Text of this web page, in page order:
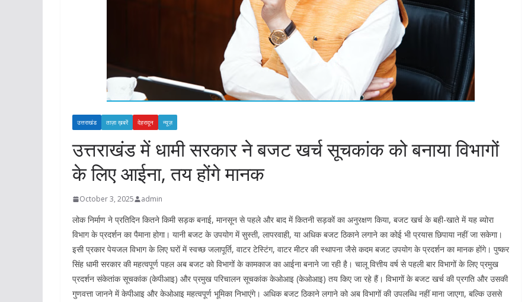
उत्तराखंड ताज़ा ख़बरें देहरादून न्यूज़
उत्तराखंड में धामी सरकार ने बजट खर्च सूचकांक को बनाया विभागों
के लिए आईना, तय होंगे मानक
October 3, 2025 admin
लोक निर्माण ने प्रतिदिन कितने किमी सड़क बनाई, मानसून से पहले और बाद में कितनी सड़कों का अनुरक्षण किया, बजट खर्च के बही-खाते में यह ब्योरा
विभाग के प्रदर्शन का पैमाना होगा। यानी बजट के उपयोग में सुस्ती, लापरवाही, या अधिक बजट ठिकाने लगाने का कोई भी प्रयास छिपाया नहीं जा सकेगा।
इसी प्रकार पेयजल विभाग के लिए घरों में स्वच्छ जलापूर्ति, वाटर टेस्टिंग, वाटर मीटर की स्थापना जैसे कदम बजट उपयोग के प्रदर्शन का मानक होंगे। पुष्कर
सिंह धामी सरकार की महत्वपूर्ण पहल अब बजट को विभागों के कामकाज का आईना बनाने जा रही है। चालू वित्तीय वर्ष से पहली बार विभागों के लिए प्रमुख
प्रदर्शन संकेतांक सूचकांक (केपीआइ) और प्रमुख परिचालन सूचकांक केओआइ (केओआइ) तय किए जा रहे हैं। विभागों के बजट खर्च की प्रगति और उसकी
गुणवत्ता जानने में केपीआइ और केओआइ महत्वपूर्ण भूमिका निभाएंगे। अधिक बजट ठिकाने लगाने को अब विभागों की उपलब्धि नहीं माना जाएगा, बल्कि उससे